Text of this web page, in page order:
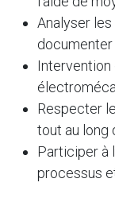
Analyser
Respecter
tout au long
Participer à
processus